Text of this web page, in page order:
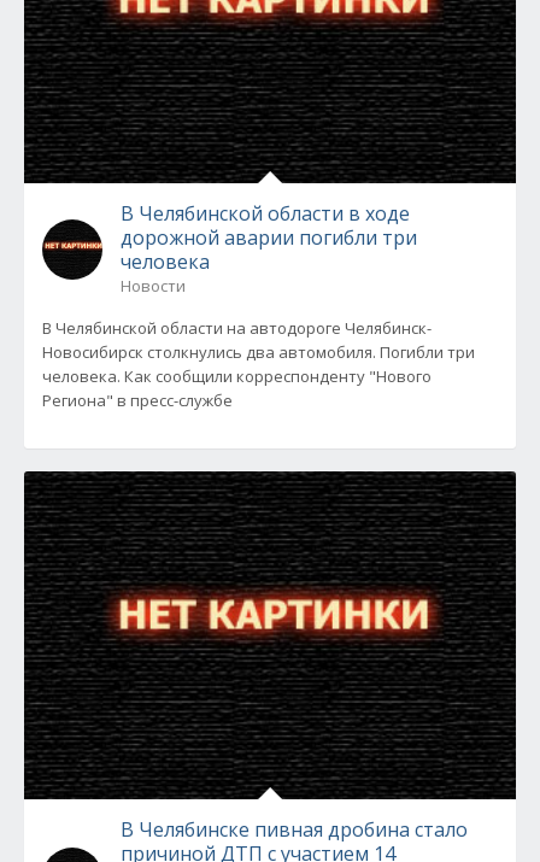
В Челябинской области в ходе
дорожной аварии погибли три
человека
Новости
В Челябинской области на автодороге Челябинск-
Новосибирск столкнулись два автомобиля. Погибли три
человека. Как сообщили корреспонденту "Нового
Региона" в пресс-службе
В Челябинске пивная дробина стало
причиной ДТП с участием 14